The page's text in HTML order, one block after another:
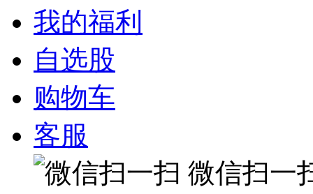
我的福利
自选股
购物车
客服
微信扫一